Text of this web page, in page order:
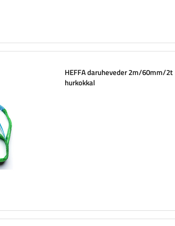
HEFFA daruheveder 2m/60mm/2t
hurkokkal